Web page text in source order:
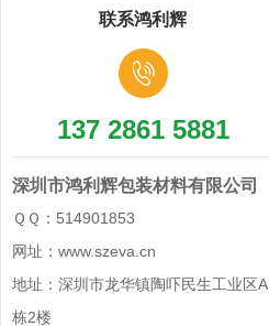
联系鸿利辉
137 2861 5881
深圳市鸿利辉包装材料有限公司
ＱＱ：514901853
网址：www.szeva.cn
地址：深圳市龙华镇陶吓民生工业区A
栋2楼